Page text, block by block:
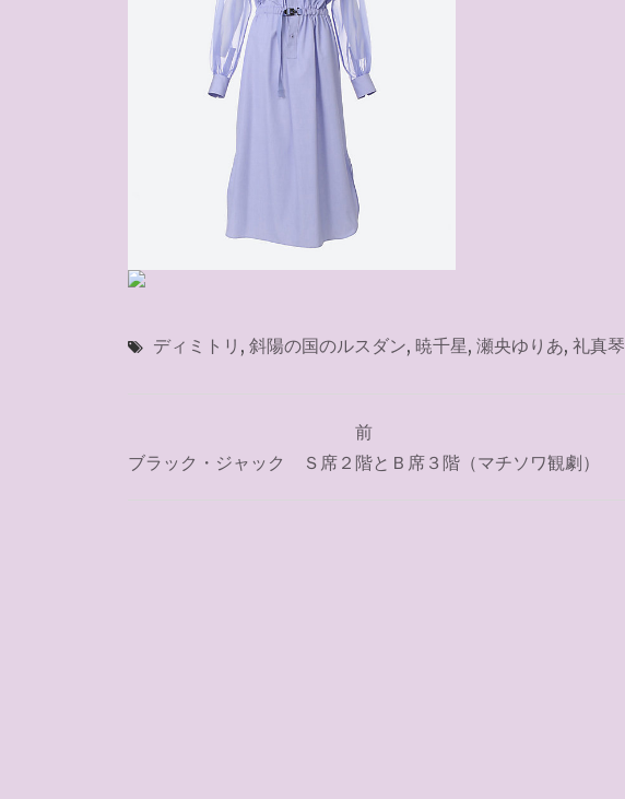
ディミトリ , 斜陽の国のルスダン, 暁千星, 瀬央ゆりあ, 礼真琴
稿
前
ブラック・ジャック Ｓ席２階とＢ席３階（マチソワ観劇）